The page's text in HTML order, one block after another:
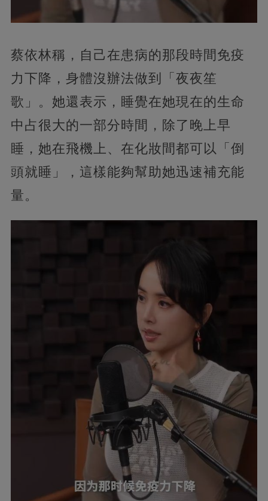
蔡依林稱，自己在患病的那段時間免疫
力下降，身體沒辦法做到「夜夜笙
歌」。她還表示，睡覺在她現在的生命
中占很大的一部分時間，除了晚上早
睡，她在飛機上、在化妝間都可以「倒
頭就睡」，這樣能夠幫助她迅速補充能
量。